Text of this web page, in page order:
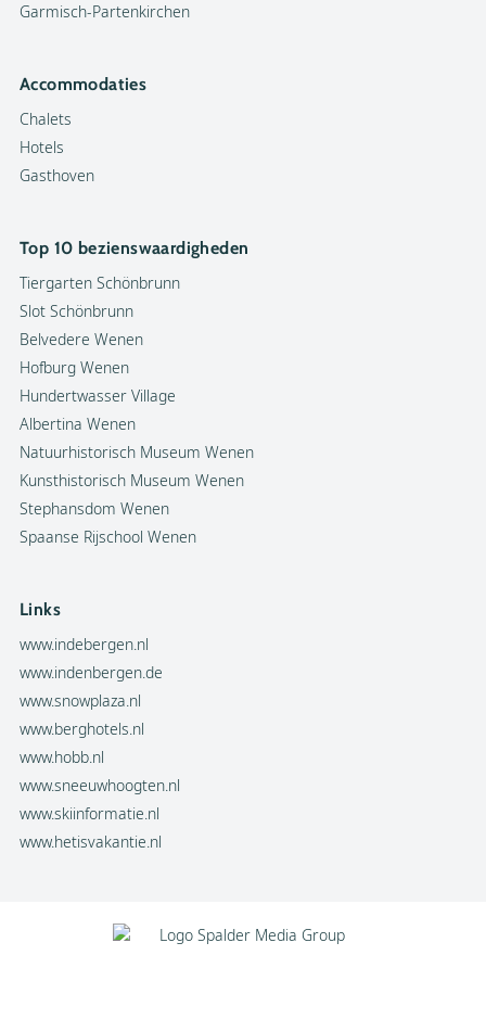
Garmisch-Partenkirchen
Accommodaties
Chalets
Hotels
Gasthoven
Top 10 bezienswaardigheden
Tiergarten Schönbrunn
Slot Schönbrunn
Belvedere Wenen
Hofburg Wenen
Hundertwasser Village
Albertina Wenen
Natuurhistorisch Museum Wenen
Kunsthistorisch Museum Wenen
Stephansdom Wenen
Spaanse Rijschool Wenen
Links
www.indebergen.nl
www.indenbergen.de
www.snowplaza.nl
www.berghotels.nl
www.hobb.nl
www.sneeuwhoogten.nl
www.skiinformatie.nl
www.hetisvakantie.nl